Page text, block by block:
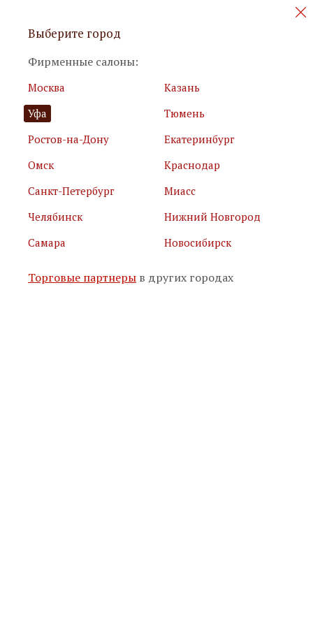
Персональные акции и новинки
Я принимаю
условия использования сайта
Я соглашаюсь сполитикой обработки персональных
Подписаться
Выберите город
Фирменные салоны:
Москва
Казань
Уфа
Тюмень
Ростов-на-Дону
Екатеринбург
Омск
Краснодар
Санкт-Петербург
Миасс
Челябинск
Нижний Новгород
Самара
Новосибирск
Торговые партнеры в других городах